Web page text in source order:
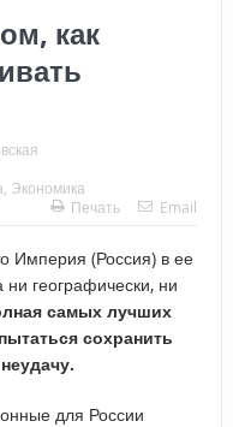
как
Экономика
Печать
Email
Империя (Россия) в ее
географически, ни
самых лучших
сохранить
для России